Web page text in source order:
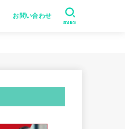
お問い合わせ
SEARCH